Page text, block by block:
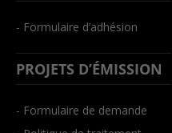
- Formulaire d’adhésion
PROJETS D’ÉMISSION
- Formulaire de demande